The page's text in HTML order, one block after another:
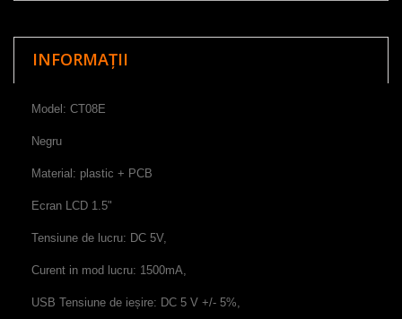
INFORMAȚII
Model: CT08E
Negru
Material: plastic + PCB
Ecran LCD 1.5"
Tensiune de lucru: DC 5V,
Curent in mod lucru: 1500mA
USB Tensiune de ieșire: DC 5 V +/- 5%